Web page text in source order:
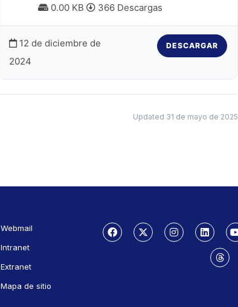
0.00 KB 366 Descargas
12 de diciembre de
2024
DESCARGAR
Updated 31 de mayo de 2025
Webmail
Intranet
Extranet
Mapa de sitio